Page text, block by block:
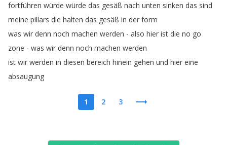
fortführen würde würde das gesäß nach unten sinken das sind
meine pillars die halten das gesäß in der form
was wir denn noch machen werden - also hier ist die no go
zone - was wir denn noch machen werden
ist wir werden in diesen bereich hinein gehen und hier eine
absaugung
1 2 3